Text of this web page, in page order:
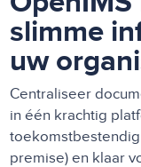
slimme
uw
Centraliseer
in één krachtig
premise) en klaar